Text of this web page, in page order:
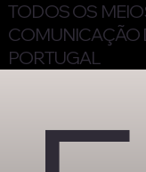
TODOS OS
COMUNICAÇÃO
PORTUGAL